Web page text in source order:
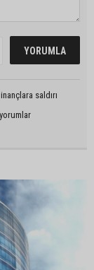
saldırı